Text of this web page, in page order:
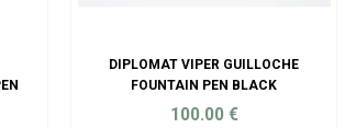
DIPLOMAT VIPER GUILLOCHE
FOUNTAIN PEN BLACK
100.00 €